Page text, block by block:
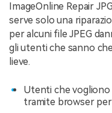
ImageOnline Repair
serve solo una
per alcuni file JPEG
gli utenti che sanno
lieve.
Utenti che vogliono
tramite browser per